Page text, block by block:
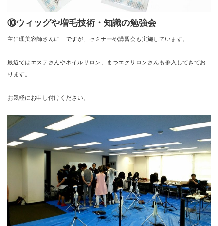
⑩ウィッグや増毛技術・知識の勉強会
主に理美容師さんに…ですが、セミナーや講習会も実施しています。
最近ではエステさんやネイルサロン、まつエクサロンさんも参入してきてお
ります。
お気軽にお申し付けください。